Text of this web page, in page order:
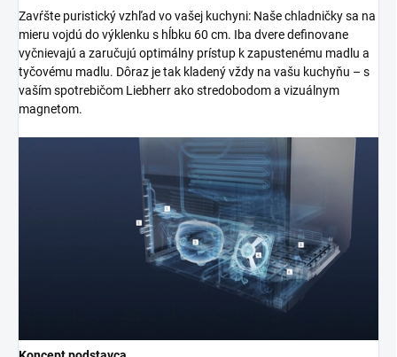
Zavŕšte puristický vzhľad vo vašej kuchyni: Naše chladničky sa na
mieru vojdú do výklenku s hĺbku 60 cm. Iba dvere definovane
vyčnievajú a zaručujú optimálny prístup k zapustenému madlu a
tyčovému madlu. Dôraz je tak kladený vždy na vašu kuchyňu – s
vaším spotrebičom Liebherr ako stredobodom a vizuálnym
magnetom.